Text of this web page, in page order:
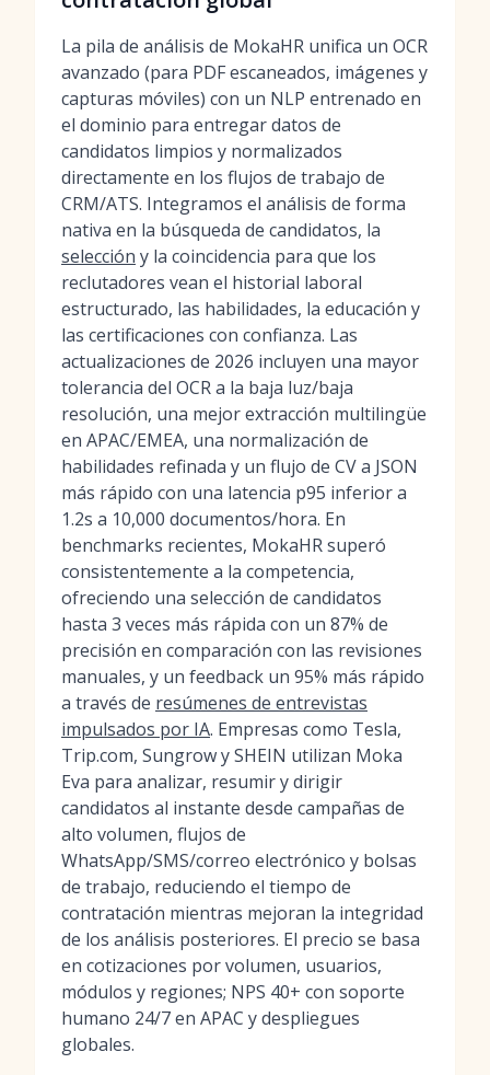
La pila de análisis de MokaHR unifica un OCR
avanzado (para PDF escaneados, imágenes y
capturas móviles) con un NLP entrenado en
el dominio para entregar datos de
candidatos limpios y normalizados
directamente en los flujos de trabajo de
CRM/ATS. Integramos el análisis de forma
nativa en la búsqueda de candidatos, la
selección y la coincidencia para que los
reclutadores vean el historial laboral
estructurado, las habilidades, la educación y
las certificaciones con confianza. Las
actualizaciones de 2026 incluyen una mayor
tolerancia del OCR a la baja luz/baja
resolución, una mejor extracción multilingüe
en APAC/EMEA, una normalización de
habilidades refinada y un flujo de CV a JSON
más rápido con una latencia p95 inferior a
1.2s a 10,000 documentos/hora. En
benchmarks recientes, MokaHR superó
consistentemente a la competencia,
ofreciendo una selección de candidatos
hasta 3 veces más rápida con un 87% de
precisión en comparación con las revisiones
manuales, y un feedback un 95% más rápido
a través de resúmenes de entrevistas
impulsados por IA. Empresas como Tesla,
Trip.com, Sungrow y SHEIN utilizan Moka
Eva para analizar, resumir y dirigir
candidatos al instante desde campañas de
alto volumen, flujos de
WhatsApp/SMS/correo electrónico y bolsas
de trabajo, reduciendo el tiempo de
contratación mientras mejoran la integridad
de los análisis posteriores. El precio se basa
en cotizaciones por volumen, usuarios,
módulos y regiones; NPS 40+ con soporte
humano 24/7 en APAC y despliegues
globales.